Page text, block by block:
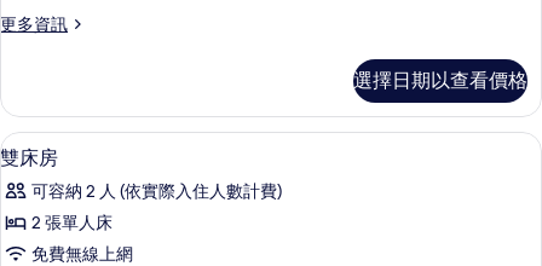
房
所
有
相
片
更多資訊
更
床
房
的
情
選擇日期以查看價格
顯
示
雙
床
羽絨被、客房內保險箱、書桌、熨斗/
11
雙床房
可容納 2 人 (依實際入住人數計費)
2 張單人床
免費無線上網